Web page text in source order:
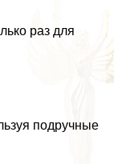
раз для
подручные